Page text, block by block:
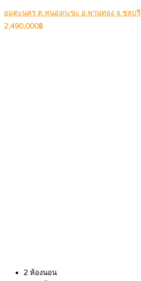
อมตะนคร ต.หนองกะขะ อ.พานทอง จ.ชลบุรี
2,490,000฿
2 ห้องนอน